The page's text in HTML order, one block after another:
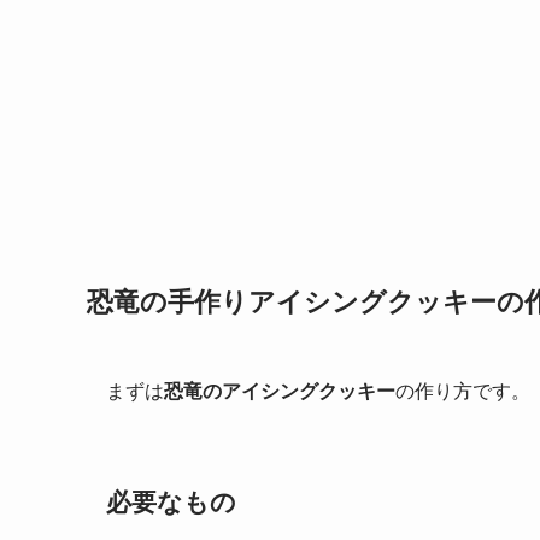
恐竜の手作りアイシングクッキーの
まずは恐竜のアイシングクッキーの作り方です。
必要なもの